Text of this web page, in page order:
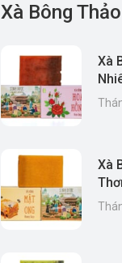
Xà Bông
Xà
&
Xà